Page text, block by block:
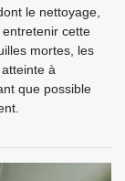
le nettoyage,
entretenir cette
mortes, les
à
que possible